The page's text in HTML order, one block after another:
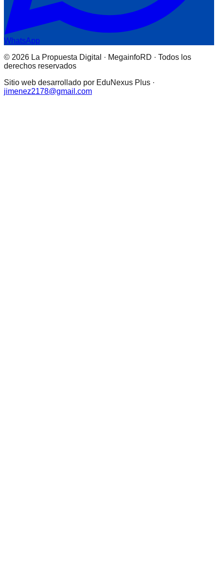
WhatsApp
© 2026 La Propuesta Digital · MegainfoRD · Todos los
derechos reservados
Sitio web desarrollado por EduNexus Plus ·
jimenez2178@gmail.com